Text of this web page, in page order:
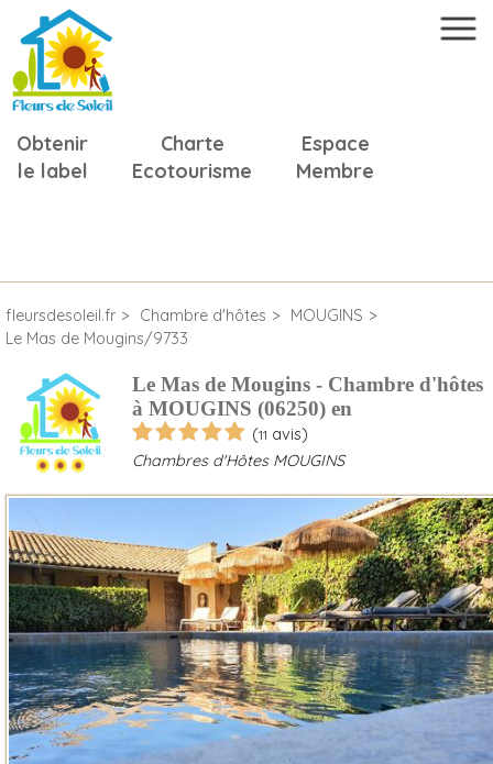
Obtenir
le label
Charte
Ecotourisme
Espace
Membre
fleursdesoleil.fr Chambre d'hôtes
MOUGINS
Le Mas de Mougins/9733
Le Mas de Mougins - Chambre d'hôtes
à MOUGINS (06250) en
(11 avis)
Chambres d'Hôtes MOUGINS